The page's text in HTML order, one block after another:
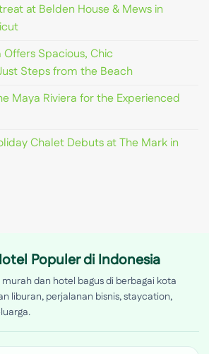
at Belden House & Mews in
Spacious, Chic
Steps from the Beach
Maya Riviera for the Experienced
Chalet Debuts at The Mark in
Populer di Indonesia
dan hotel bagus di berbagai kota
liburan, perjalanan bisnis, staycation,